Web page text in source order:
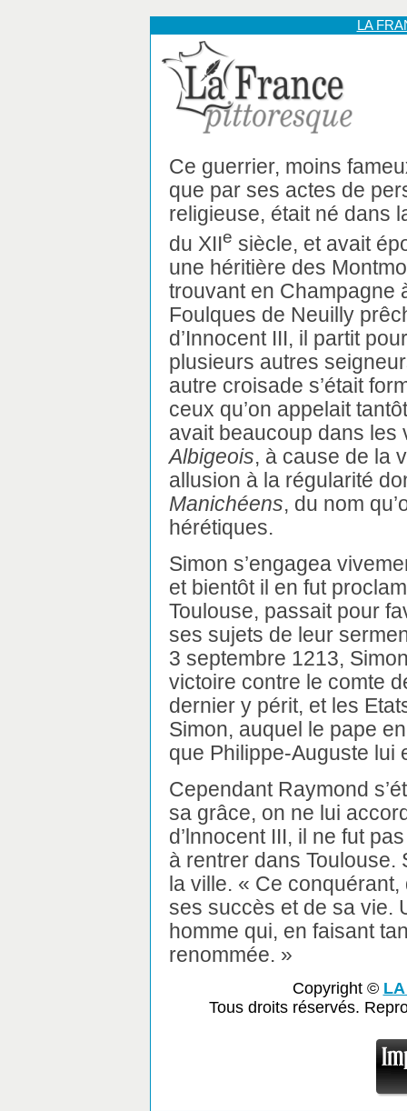
LA
Ce guerrier, moins
que par ses actes de
religieuse, était né dans
du XIIe siècle, et avait
une héritière des
trouvant en Champagne
Foulques de Neuilly
d’Innocent III, il partit
plusieurs autres
autre croisade s’était
ceux qu’on appelait
avait beaucoup dans les
Albigeois, à cause de la
allusion à la régularité
Manichéens, du nom
hérétiques.
Simon s’engagea
et bientôt il en fut
Toulouse, passait pour
ses sujets de leur
3 septembre 1213,
victoire contre le comte
dernier y périt, et les
Simon, auquel le pape
que Philippe-Auguste lui
Cependant Raymond
sa grâce, on ne lui
d’lnnocent III, il ne fut
à rentrer dans Toulouse.
la ville. « Ce
ses succès et de sa vie.
homme qui, en faisant
renommée. »
Copyright ©
Tous droits réservés.